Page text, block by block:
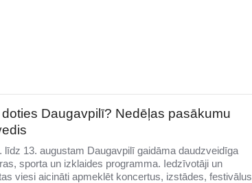
doties Daugavpilī? Nedēļas pasākumu
līdz 13. augustam Daugavpilī gaidāma daudzveidīga
sporta un izklaides programma. Iedzīvotāji un
viesi aicināti apmeklēt koncertus, izstādes, festivālus